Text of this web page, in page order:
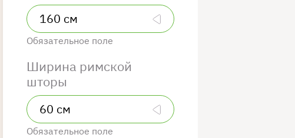
Обязательное поле
Ширина римской
шторы
Обязательное поле